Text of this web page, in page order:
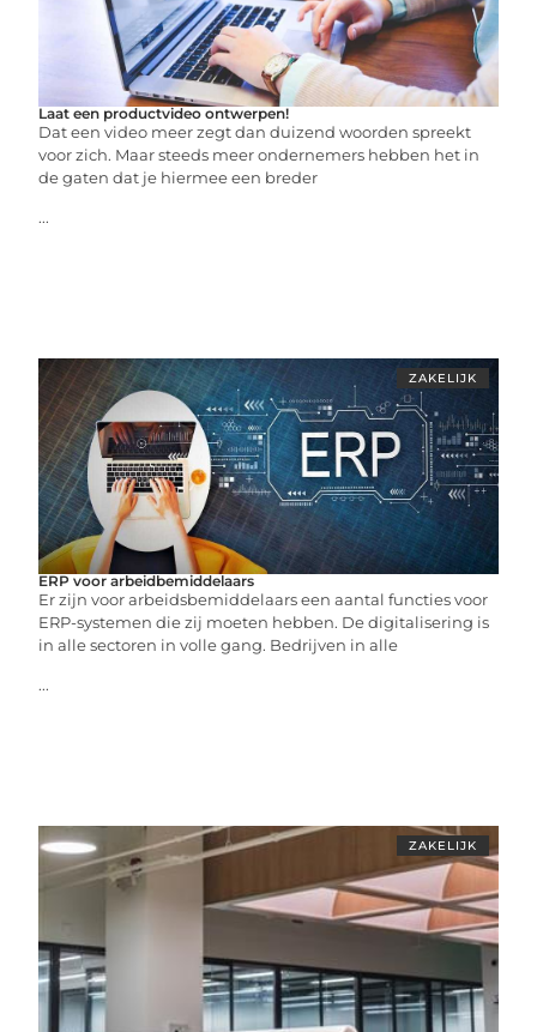
Laat een productvideo ontwerpen!
Dat een video meer zegt dan duizend woorden spreekt
voor zich. Maar steeds meer ondernemers hebben het in
de gaten dat je hiermee een breder
...
ZAKELIJK
ERP voor arbeidbemiddelaars
Er zijn voor arbeidsbemiddelaars een aantal functies voor
ERP-systemen die zij moeten hebben. De digitalisering is
in alle sectoren in volle gang. Bedrijven in alle
...
ZAKELIJK